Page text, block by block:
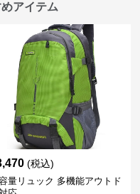
アイテム
(税込)
量リュック 多機能アウトド